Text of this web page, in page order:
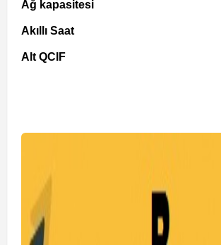
Ağ kapasitesi
Akıllı Saat
Alt QCIF